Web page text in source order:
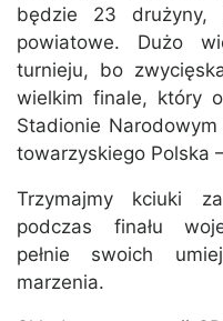
będzie 23 drużyny,
powiatowe. Dużo
turnieju, bo
wielkim finale, który
Stadionie
towarzyskiego Polska
Trzymajmy kciuki
podczas finału
pełnie swoich
marzenia.